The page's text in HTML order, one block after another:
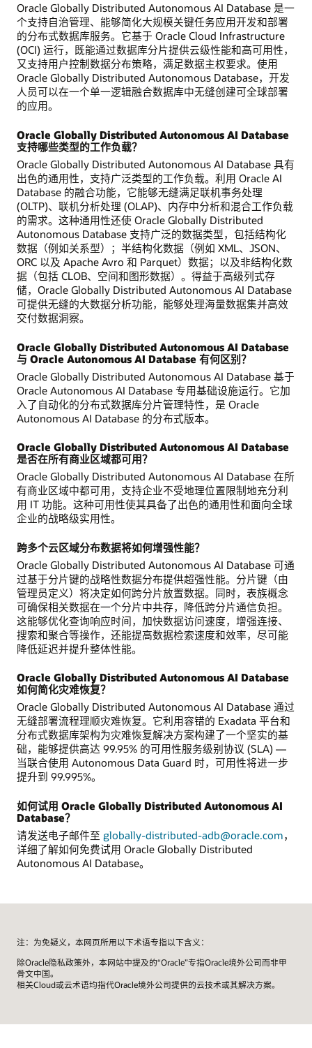
Oracle Globally Distributed Autonomous AI Database 是一
个支持自治管理、能够简化大规模关键任务应用开发和部署
的分布式数据库服务。它基于 Oracle Cloud Infrastructure
(OCI) 运行，既能通过数据库分片提供云级性能和高可用性，
又支持用户控制数据分布策略，满足数据主权要求。使用
Oracle Globally Distributed Autonomous Database，开发
人员可以在一个单一逻辑融合数据库中无缝创建可全球部署
的应用。
Oracle Globally Distributed Autonomous AI Database
支持哪些类型的工作负载？
Oracle Globally Distributed Autonomous AI Database 具有
出色的通用性，支持广泛类型的工作负载。利用 Oracle AI
Database 的融合功能，它能够无缝满足联机事务处理
(OLTP)、联机分析处理 (OLAP)、内存中分析和混合工作负载
的需求。这种通用性还使 Oracle Globally Distributed
Autonomous Database 支持广泛的数据类型，包括结构化
数据（例如关系型）；半结构化数据（例如 XML、JSON、
ORC 以及 Apache Avro 和 Parquet）数据；以及非结构化数
据（包括 CLOB、空间和图形数据）。得益于高级列式存
储，Oracle Globally Distributed Autonomous AI Database
可提供无缝的大数据分析功能，能够处理海量数据集并高效
交付数据洞察。
Oracle Globally Distributed Autonomous AI Database
与 Oracle Autonomous AI Database 有何区别？
Oracle Globally Distributed Autonomous AI Database 基于
Oracle Autonomous AI Database 专用基础设施运行。它加
入了自动化的分布式数据库分片管理特性，是 Oracle
Autonomous AI Database 的分布式版本。
Oracle Globally Distributed Autonomous AI Database
是否在所有商业区域都可用？
Oracle Globally Distributed Autonomous AI Database 在所
有商业区域中都可用，支持企业不受地理位置限制地充分利
用 IT 功能。这种可用性使其具备了出色的通用性和面向全球
企业的战略级实用性。
跨多个云区域分布数据将如何增强性能？
Oracle Globally Distributed Autonomous AI Database 可通
过基于分片键的战略性数据分布提供超强性能。分片键（由
管理员定义）将决定如何跨分片放置数据。同时，表族概念
可确保相关数据在一个分片中共存，降低跨分片通信负担。
这能够优化查询响应时间，加快数据访问速度，增强连接、
搜索和聚合等操作，还能提高数据检索速度和效率，尽可能
降低延迟并提升整体性能。
Oracle Globally Distributed Autonomous AI Database
如何简化灾难恢复？
Oracle Globally Distributed Autonomous AI Database 通过
无缝部署流程理顺灾难恢复。它利用容错的 Exadata 平台和
分布式数据库架构为灾难恢复解决方案构建了一个坚实的基
础，能够提供高达 99.95% 的可用性服务级别协议 (SLA) —
当联合使用 Autonomous Data Guard 时，可用性将进一步
提升到 99.995%。
如何试用 Oracle Globally Distributed Autonomous AI
Database？
请发送电子邮件至 globally-distributed-adb@oracle.com，
详细了解如何免费试用 Oracle Globally Distributed
Autonomous AI Database。
注：为免疑义，本网页所用以下术语专指以下含义：
除Oracle隐私政策外，本网站中提及的“Oracle”专指Oracle境外公司而非甲
骨文中国。
相关Cloud或云术语均指代Oracle境外公司提供的云技术或其解决方案。